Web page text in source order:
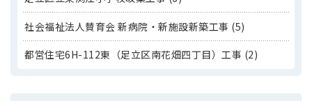
社会福祉法人賛育会 新病院・新施設新築工事 (5)
都営住宅6H-112東（足立区南花畑四丁目）工事 (2)